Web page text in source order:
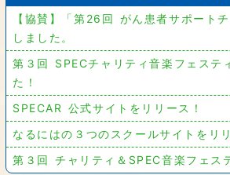
【協賛】「第26回 がん患者サポート
しました。
第３回 SPECチャリティ音楽フェステ
た！
SPECAR 公式サイトをリリース！
なるにはの３つのスクールサイトをリ
第３回 チャリティ＆SPEC音楽フェス